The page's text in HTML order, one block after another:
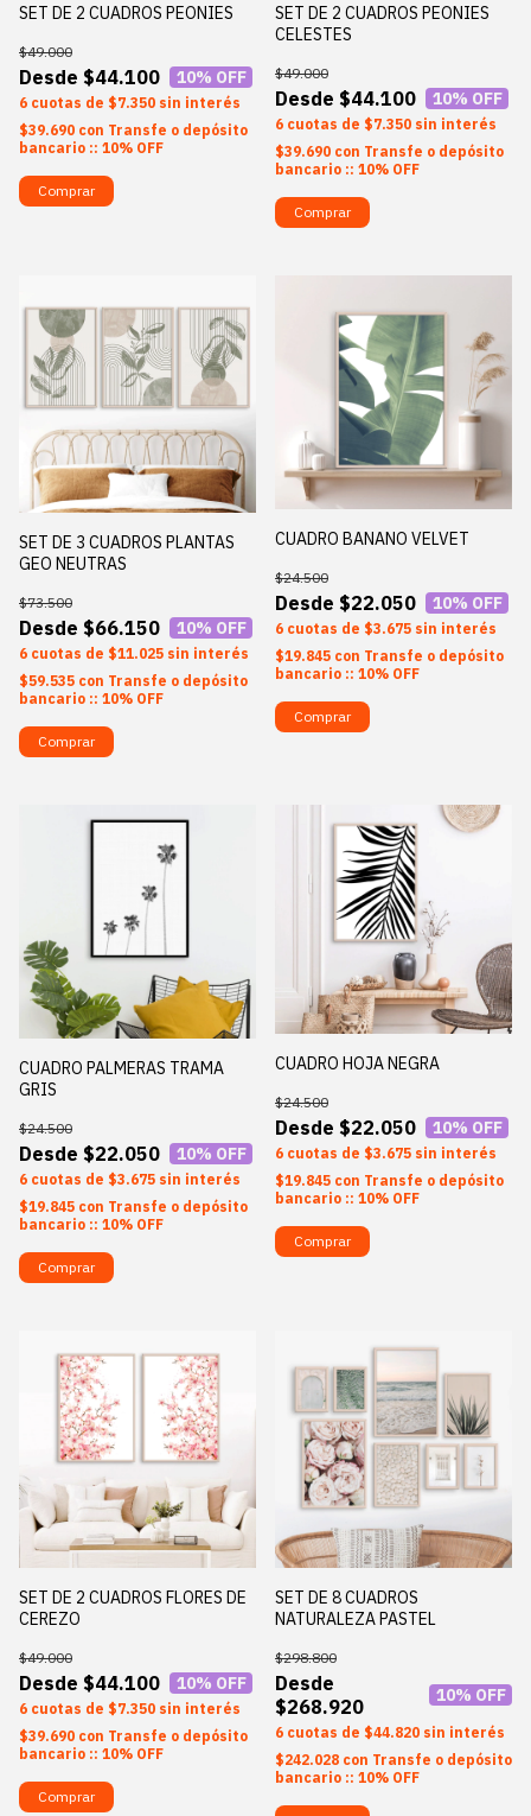
SET DE 2 CUADROS PEONIES
$44.100
$49.000
10% OFF
6 $7.350 sin interés
$39.690 con Transfe o depósito
bancario :: 10% OFF
Comprar
SET DE 2 CUADROS PEONIES
CELESTES
$44.100
$49.000
10% OFF
6 $7.350 sin interés
$39.690 con Transfe o depósito
bancario :: 10% OFF
Comprar
SET DE 3 CUADROS PLANTAS
GEO NEUTRAS
$66.150
$73.500
10% OFF
6 $11.025 sin interés
$59.535 con Transfe o depósito
bancario :: 10% OFF
Comprar
CUADRO BANANO VELVET
$22.050
$24.500
10% OFF
6 $3.675 sin interés
$19.845 con Transfe o depósito
bancario :: 10% OFF
Comprar
CUADRO PALMERAS TRAMA
GRIS
$22.050
$24.500
10% OFF
6 $3.675 sin interés
$19.845 con Transfe o depósito
bancario :: 10% OFF
Comprar
CUADRO HOJA NEGRA
$22.050
$24.500
10% OFF
6 $3.675 sin interés
$19.845 con Transfe o depósito
bancario :: 10% OFF
Comprar
SET DE 2 CUADROS FLORES DE
CEREZO
$44.100
$49.000
10% OFF
6 $7.350 sin interés
$39.690 con Transfe o depósito
bancario :: 10% OFF
Comprar
SET DE 8 CUADROS
NATURALEZA PASTEL
$268.920
$298.800
10% OFF
6 $44.820 sin interés
$242.028 con Transfe o depósito
bancario :: 10% OFF